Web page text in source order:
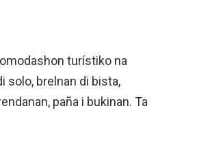
turístiko na
solo, brelnan di bista,
paña i bukinan. Ta